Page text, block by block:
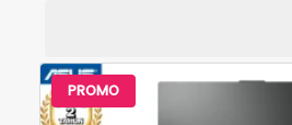
AMD Ryzen 5
AMD Ryzen 7
AMD Ryzen 9
PROMO